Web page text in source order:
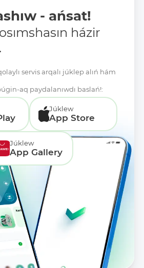
- ańsat!
házir
servis arqalı júklep alıń hám
aq paydalanıwdı baslań!:
Júklew
App Store
Júklew
App Gallery